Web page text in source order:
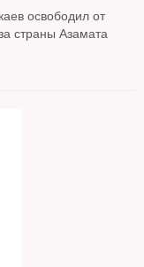
освободил от
страны Азамата